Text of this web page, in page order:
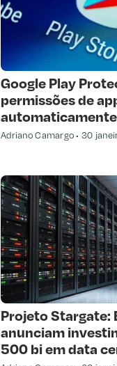
Google Play
permissões de
automaticamente
Adriano Camargo 30
Projeto Stargate:
anunciam
500 bi em data